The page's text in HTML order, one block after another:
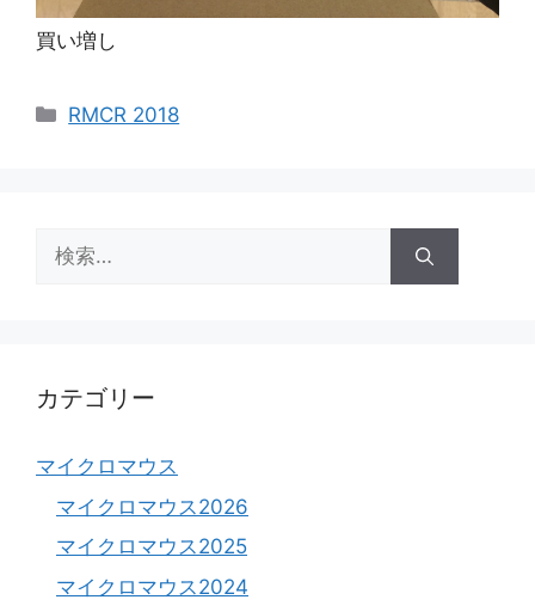
買い増し
カ
RMCR 2018
索:
カテゴリー
マイクロマウス
マイクロマウス2026
マイクロマウス2025
マイクロマウス2024